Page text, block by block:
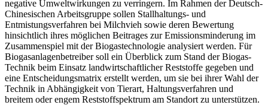
negative Umweltwirkungen zu verringern. Im Rahmen der Deutsch-
Chinesischen Arbeitsgruppe sollen Stallhaltungs- und
Entmistungsverfahren bei Milchvieh sowie deren Bewertung
hinsichtlich ihres möglichen Beitrages zur Emissionsminderung im
Zusammenspiel mit der Biogastechnologie analysiert werden. Für
Biogasanlagenbetreiber soll ein Überblick zum Stand der Biogas-
Technik beim Einsatz landwirtschaftlicher Reststoffe gegeben und
eine Entscheidungsmatrix erstellt werden, um sie bei ihrer Wahl der
Technik in Abhängigkeit von Tierart, Haltungsverfahren und
breitem oder engem Reststoffspektrum am Standort zu unterstützen.